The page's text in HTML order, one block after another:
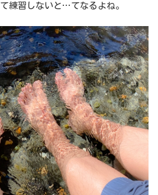
練習しないと…てなるよね。